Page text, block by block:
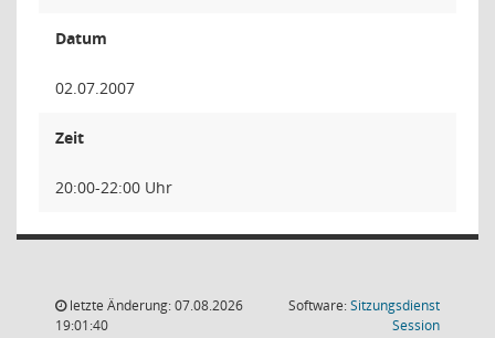
Datum
02.07.2007
Zeit
20:00-22:00 Uhr
letzte Änderung: 07.08.2026
19:01:40
Software:Sitzungsdienst
Session(Wird in